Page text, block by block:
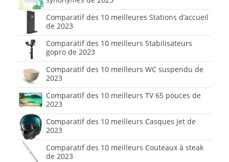
Comparatif des 10 meilleures Stations d’accueil
de 2023
Comparatif des 10 meilleurs Stabilisateurs
gopro de 2023
Comparatif des 10 meilleurs WC suspendu de
2023
Comparatif des 10 meilleurs TV 65 pouces de
2023
Comparatif des 10 meilleurs Casques jet de
2023
Comparatif des 10 meilleurs Couteaux à steak
de 2023